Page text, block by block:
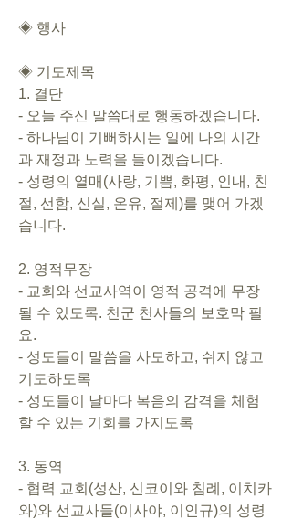
◈ 행사
◈ 기도제목
1. 결단
- 하나님이 기뻐하시는 일에 나의 시간
과 재정과 노력을 들이겠습니다.
- 성령의 열매(사랑, 기쁨, 화평, 인내, 친
절, 선함, 신실, 온유, 절제)를 맺어 가겠
습니다.
2. 영적무장
- 교회와 선교사역이 영적 공격에 무장
될 수 있도록. 천군 천사들의 보호막 필
요.
- 성도들이 말씀을 사모하고, 쉬지 않고
기도하도록
- 성도들이 날마다 복음의 감격을 체험
할 수 있는 기회를 가지도록
3. 동역
- 협력 교회(성산, 신코이와 침례, 이치카
와)와 선교사들(이사야, 이인규)의 성령